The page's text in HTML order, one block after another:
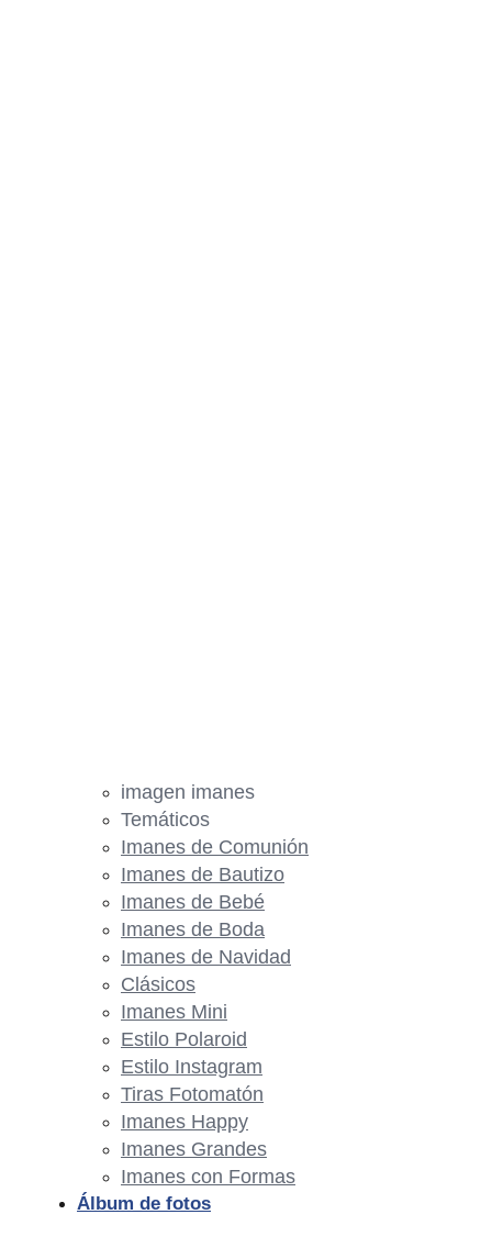
imagen imanes
Temáticos
Imanes de Comunión
Imanes de Bautizo
Imanes de Bebé
Imanes de Boda
Imanes de Navidad
Clásicos
Imanes Mini
Estilo Polaroid
Estilo Instagram
Tiras Fotomatón
Imanes Happy
Imanes Grandes
Imanes con Formas
Álbum de fotos